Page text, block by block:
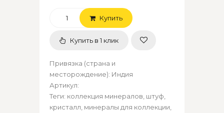
Купить
Купить в 1 клик
Привязка (страна и
месторождение): Индия
Артикул:
Теги: коллекция минералов штуф
кристалл минералы для коллекции